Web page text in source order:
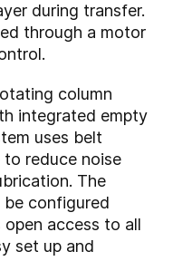
during transfer.
through a motor
column
integrated empty
uses belt
to reduce noise
The
configured
access to all
set up and